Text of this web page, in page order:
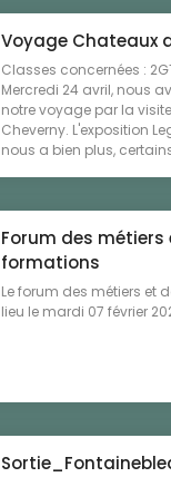
Voyage Chateaux
Classes concernées :
Mercredi 24 avril, nous
notre voyage par la
Cheverny. L'exposition
nous a bien plus,
Forum des métiers
formations
Le forum des métiers et
lieu le mardi 07 février